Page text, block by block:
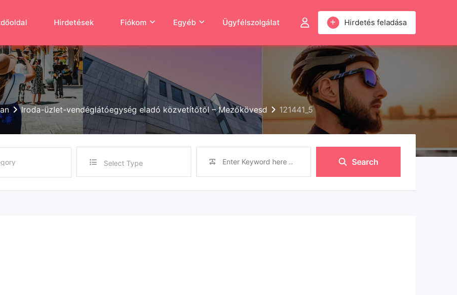
Hirdetés feladása
Hirdetések Fiókom Egyéb Ügyfélszolgálat
Iroda-üzlet-vendéglátóegység eladó közvetítőtől – Mezőkövesd 121441_5
Select Type Search